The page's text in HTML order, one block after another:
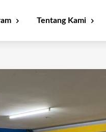
Tentang Kami